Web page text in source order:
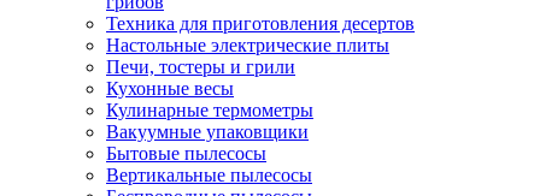
Техника для приготовления десертов
Настольные электрические плиты
Печи, тостеры и грили
Кухонные весы
Кулинарные термометры
Вакуумные упаковщики
Бытовые пылесосы
Вертикальные пылесосы